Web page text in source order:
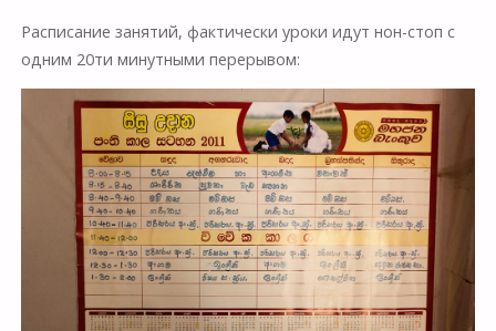
Расписание занятий, фактически уроки идут нон-стоп с
одним 20ти минутными перерывом: